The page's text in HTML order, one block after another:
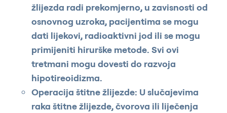
žlijezda radi prekomjerno, u zavisnosti od
osnovnog uzroka, pacijentima se mogu
dati lijekovi, radioaktivni jod ili se mogu
primijeniti hirurške metode. Svi ovi
tretmani mogu dovesti do razvoja
hipotireoidizma.
Operacija štitne žlijezde: U slučajevima
raka štitne žlijezde, čvorova ili liječenja